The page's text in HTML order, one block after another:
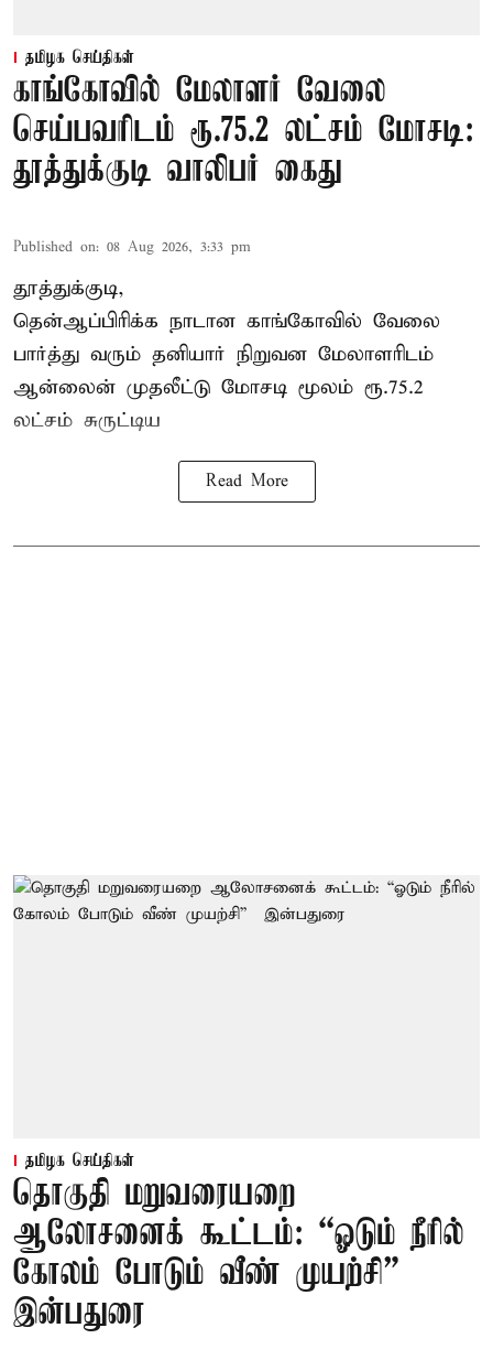
தமிழக செய்திகள்
காங்கோவில் மேலாளர் வேலை
செய்பவரிடம் ரூ.75.2 லட்சம் மோசடி:
தூத்துக்குடி வாலிபர் கைது
Published on: 08 Aug 2026, 3:33 pm
தூத்துக்குடி,
தென்ஆப்பிரிக்க நாடான காங்கோவில் வேலை
பார்த்து வரும் தனியார் நிறுவன மேலாளரிடம்
ஆன்லைன் முதலீட்டு மோசடி மூலம் ரூ.75.2
லட்சம் சுருட்டிய
Read More
தமிழக செய்திகள்
தொகுதி மறுவரையறை
ஆலோசனைக் கூட்டம்: “ஓடும் நீரில்
கோலம் போடும் வீண் முயற்சி” –
இன்பதுரை